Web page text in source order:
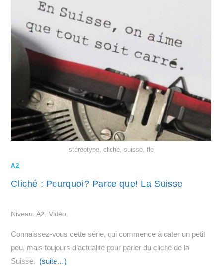
stéréotype, cliché, suisse, fle
A2
Cliché : Pourquoi? Parce que! La Suisse
Niveau: A2. Vidéo.
Connaissez-vous cette série, qui commence à dater un petit
peu, mais toujours d’actualité pour parler du cliché de la
Suisse. (suite…)